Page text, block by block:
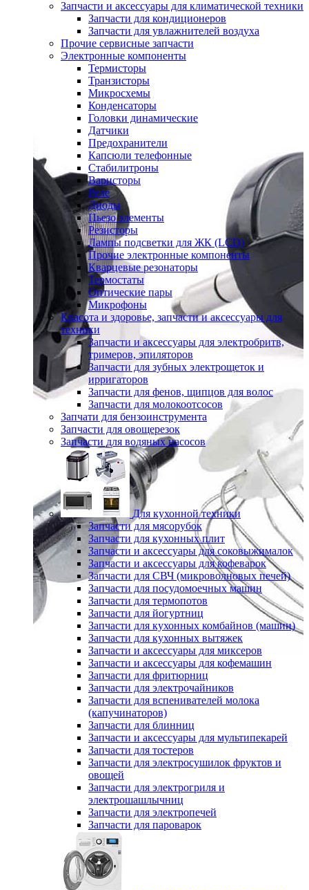
Запчасти и аксессуары для климатической техники
Запчасти для кондиционеров
Запчасти для увлажнителей воздуха
Прочие сервисные запчасти
Электронные компоненты
Термисторы
Транзисторы
Микросхемы
Конденсаторы
Головки динамические
Датчики
Предохранители
Капсюли телефонные
Стабилитроны
Варисторы
Реле
Диоды
Пьезо элементы
Резисторы
Лампы подсветки для ЖК (LCD)
Прочие электронные компоненты
Кварцевые резонаторы
Термостаты
Оптические пары
Микрофоны
Красота и здоровье, запчасти и аксессуары для
техники
Запчасти и аксессуары для электробритв,
тримеров, эпиляторов
Запчасти для зубных электрощеток и
ирригаторов
Запчасти для фенов, щипцов для волос
Запчасти для молокоотсосов
Запчати для бензоинструмента
Запчасти для овощерезок
Запчасти для водяных насосов
Для кухонной техники
Запчасти для мясорубок
Запчасти для кухонных плит
Запчасти и аксессуары для соковыжималок
Запчасти и аксессуары для кофеварок
Запчасти для СВЧ (микроволновых печей)
Запчасти для посудомоечных машин
Запчасти для термопотов
Запчасти для йогуртниц
Запчасти для кухонных комбайнов (машин)
Запчасти для кухонных вытяжек
Запчасти и аксессуары для миксеров
Запчасти и аксессуары для кофемашин
Запчасти для фритюрниц
Запчасти для электрочайников
Запчасти для вспенивателей молока
(капучинаторов)
Запчасти для блинниц
Запчасти и аксессуары для мультипекарей
Запчасти для тостеров
Запчасти для электросушилок фруктов и
овощей
Запчасти для электрогриля и
электрошашлычниц
Запчасти для электропечей
Запчасти для пароварок